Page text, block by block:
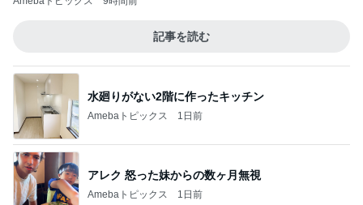
記事を読む
水廻りがない2階に作ったキッチン
Amebaトピックス 1日前
アレク 怒った妹からの数ヶ月無視
Amebaトピックス 1日前